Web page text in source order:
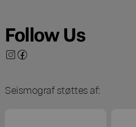
Follow Us
Seismograf støttes af: